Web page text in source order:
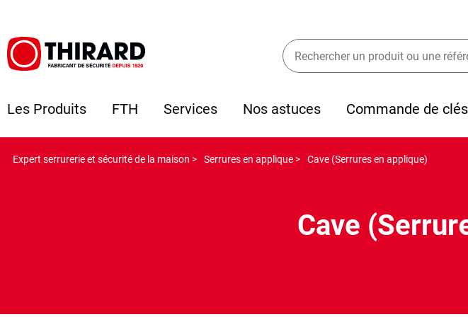
Les Produits FTH Services Nos astuces Commande de clés
Expert serrurerie et sécurité de la maison > Serrures en applique > Cave (Serrures en applique)
Cave